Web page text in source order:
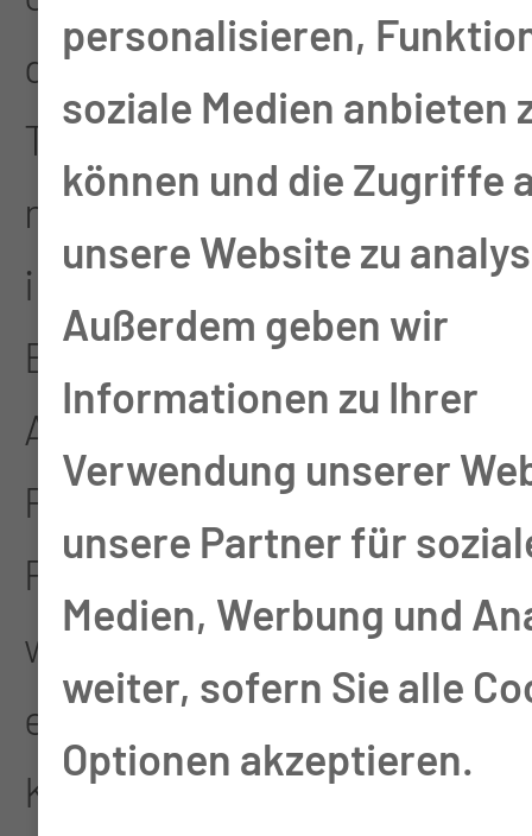
diagnostiziert. Die
Therapiefindung erfolgt
nach einer Vorstellung im
interdisziplinären Tumor-
Board: Kopf-Hals in
Absprache mit den
Patientinnen und
Patienten. Die Therapie
wird organspezifisch bei
einem der beteiligten
Kooperationspartner
personalisieren,
soziale Medien anbieten
können und die Zugriffe
unsere Website zu
Außerdem geben wir
Informationen zu Ihrer
Verwendung unserer
unsere Partner für
Medien, Werbung und
weiter, sofern Sie alle
Optionen akzeptieren.